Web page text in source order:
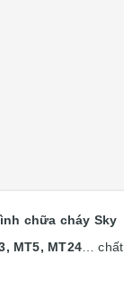
chữa cháy Sky
MT5, MT24… chất